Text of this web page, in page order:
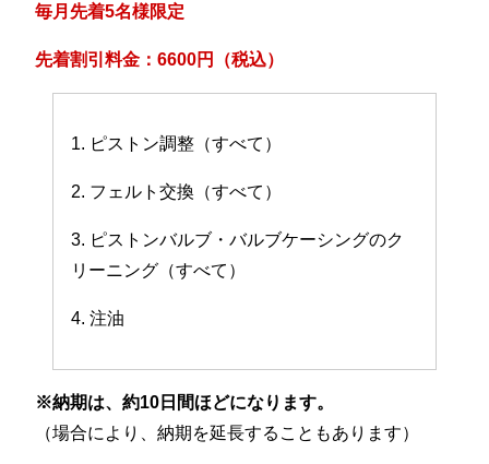
毎月先着5名様限定
先着割引料金：6600円（税込）
1. ピストン調整（すべて）
2. フェルト交換（すべて）
3. ピストンバルブ・バルブケーシングのク
リーニング（すべて）
4. 注油
※納期は、約10日間ほどになります。
（場合により、納期を延長することもあります）